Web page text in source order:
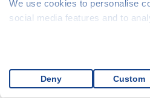
We use cookies to personalise
social media features and to
media, advertising and
them or that they’ve collected
services.
Custom
Deny